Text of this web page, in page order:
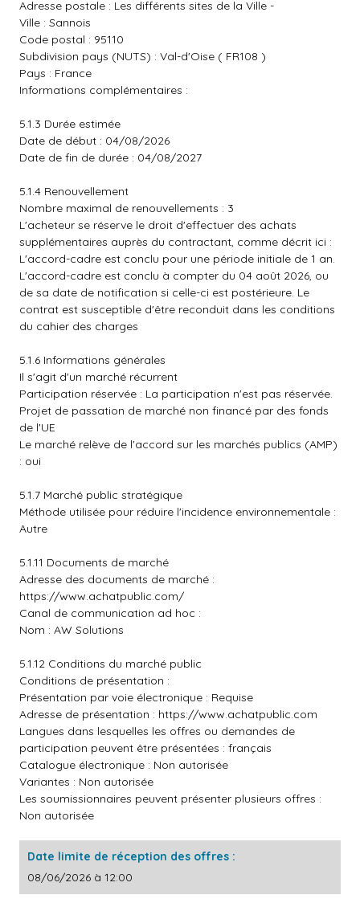
Adresse postale : Les différents sites de la Ville -
Ville : Sannois
Code postal : 95110
Subdivision pays (NUTS) : Val-d'Oise ( FR108 )
Pays : France
Informations complémentaires :
5.1.3 Durée estimée
Date de début : 04/08/2026
Date de fin de durée : 04/08/2027
5.1.4 Renouvellement
Nombre maximal de renouvellements : 3
L'acheteur se réserve le droit d'effectuer des achats
supplémentaires auprès du contractant, comme décrit ici :
L'accord-cadre est conclu pour une période initiale de 1 an.
L'accord-cadre est conclu à compter du 04 août 2026, ou
de sa date de notification si celle-ci est postérieure. Le
contrat est susceptible d'être reconduit dans les conditions
du cahier des charges
5.1.6 Informations générales
Il s'agit d'un marché récurrent
Participation réservée : La participation n'est pas réservée.
Projet de passation de marché non financé par des fonds
de l'UE
Le marché relève de l'accord sur les marchés publics (AMP)
: oui
5.1.7 Marché public stratégique
Méthode utilisée pour réduire l'incidence environnementale :
Autre
5.1.11 Documents de marché
Adresse des documents de marché :
https://www.achatpublic.com/
Canal de communication ad hoc :
Nom : AW Solutions
5.1.12 Conditions du marché public
Conditions de présentation :
Présentation par voie électronique : Requise
Adresse de présentation : https://www.achatpublic.com
Langues dans lesquelles les offres ou demandes de
participation peuvent être présentées : français
Catalogue électronique : Non autorisée
Variantes : Non autorisée
Les soumissionnaires peuvent présenter plusieurs offres :
Non autorisée
Date limite de réception des offres :
08/06/2026 à 12:00